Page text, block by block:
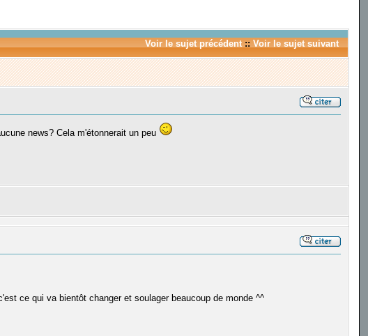
Voir le sujet précédent:: Voir le sujet suivant
news? Cela m'étonnerait un peu
ce qui va bientôt changer et soulager beaucoup de monde ^^